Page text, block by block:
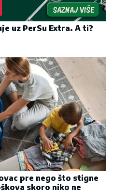
uz PerSu Extra. A ti?
pre nego što stigne
skoro niko ne